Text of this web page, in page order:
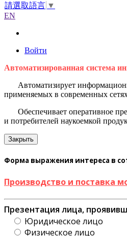
請選取語言 ▼
EN
Войти
Автоматизированная система
Автоматизирует
применяемых в современных
Обеспечивает оперативное
и потребителей наукоемкой
Закрыть
Форма выражения интереса в
Производство и поставка
Презентация лица,
Юридическое лицо
Физическое лицо